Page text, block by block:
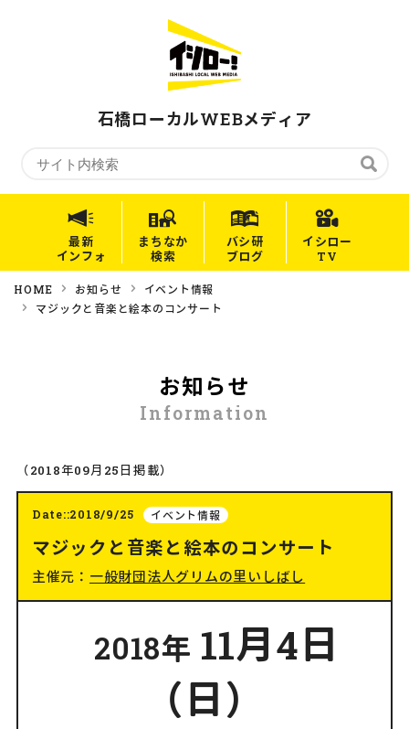
石橋ローカルWEBメディア
最新
インフォ
まちなか
検索
バシ研
ブログ
イシロー
TV
HOME お知らせ
イベント情報
マジックと音楽と絵本のコンサート
お知らせ
Information
（2018年09月25日掲載）
Date::2018/9/25 イベント情報
マジックと音楽と絵本のコンサート
主催元： 一般財団法人グリムの里いしばし
2018年 11月4日
（日）